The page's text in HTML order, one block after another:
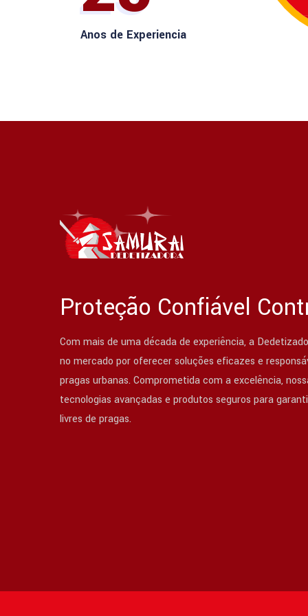
Anos de Experiencia
Proteção Confiável
Com mais de uma década de experiência, a
no mercado por oferecer soluções eficazes e
pragas urbanas. Comprometida com a excelência,
tecnologias avançadas e produtos seguros para
livres de pragas.